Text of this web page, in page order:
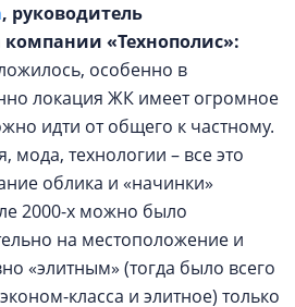
, руководитель
«Технополис»:
особенно в
локация ЖК имеет огромное
идти от общего к частному.
мода, технологии – все это
облика и «начинки»
2000-х можно было
на местоположение и
«элитным» (тогда было всего
класса и элитное) только